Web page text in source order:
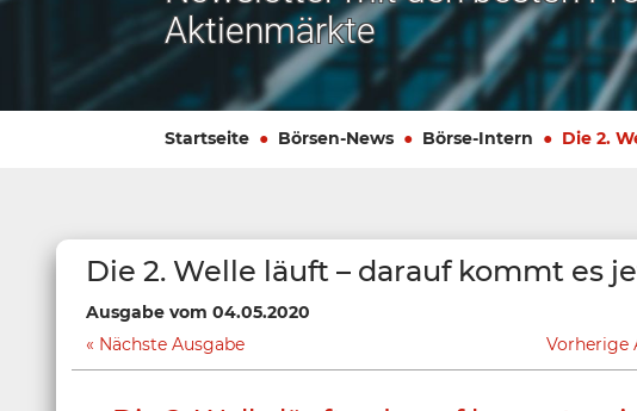
Aktienmärkte
Startseite Börsen-News Börse-Intern Die 2.
Die 2. Welle läuft – darauf kommt es
Ausgabe vom 04.05.2020
Nächste Ausgabe
Vorherige